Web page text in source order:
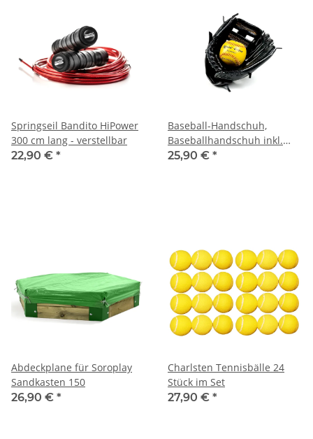
Springseil Bandito HiPower
300 cm lang - verstellbar
22,90 € *
Baseball-Handschuh,
Baseballhandschuh inkl.
Ball, neu
25,90 € *
Abdeckplane für Soroplay
Sandkasten 150
26,90 € *
Charlsten Tennisbälle 24
Stück im Set
27,90 € *